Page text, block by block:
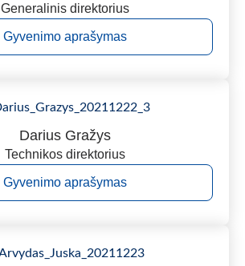
Generalinis direktorius
Gyvenimo aprašymas
Darius Gražys
Technikos direktorius
Gyvenimo aprašymas